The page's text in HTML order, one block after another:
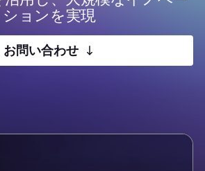
ションを実現
お問い合わせ